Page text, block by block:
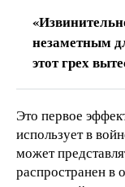
незаметным
этот грех
Это первое
использует в
может
распространен в